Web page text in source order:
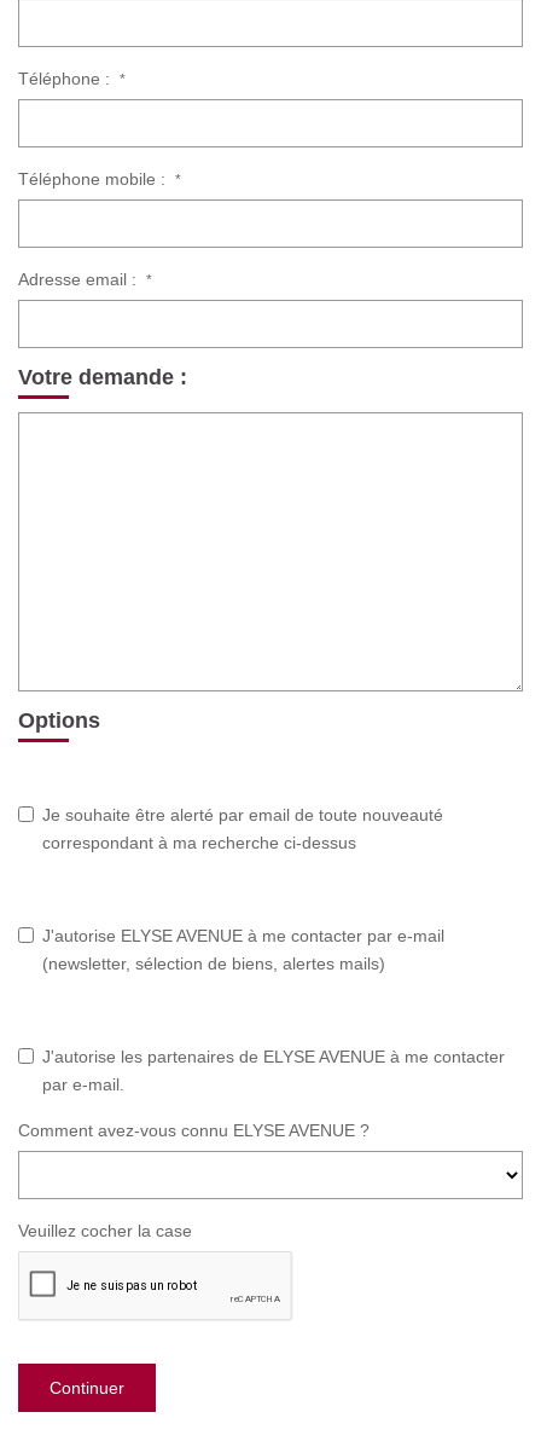
Téléphone : *
Téléphone mobile : *
Adresse email : *
Votre demande :
Options
Je souhaite être alerté par email de toute nouveauté
correspondant à ma recherche ci-dessus
J'autorise ELYSE AVENUE à me contacter par e-mail
(newsletter, sélection de biens, alertes mails)
J'autorise les partenaires de ELYSE AVENUE à me contacter
par e-mail.
Comment avez-vous connu ELYSE AVENUE ?
Veuillez cocher la case
Continuer